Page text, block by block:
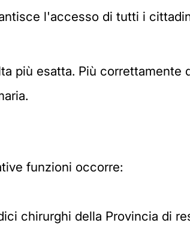
l'accesso di tutti i
più esatta. Più correttamente
funzioni occorre:
chirurghi della Provincia di